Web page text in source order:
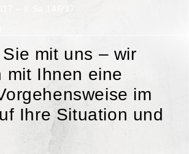
– 8 Sa 146/17
mit uns – wir
mit Ihnen eine
im
Ihre Situation und